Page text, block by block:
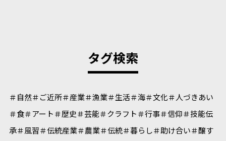
タグ検索
＃自然＃ご近所＃産業＃漁業＃生活＃海＃文化＃人づきあい
＃食＃アート＃歴史＃芸能＃クラフト＃行事＃信仰＃技能伝
承＃風習＃伝統産業＃農業＃伝統＃暮らし＃助け合い＃醸す